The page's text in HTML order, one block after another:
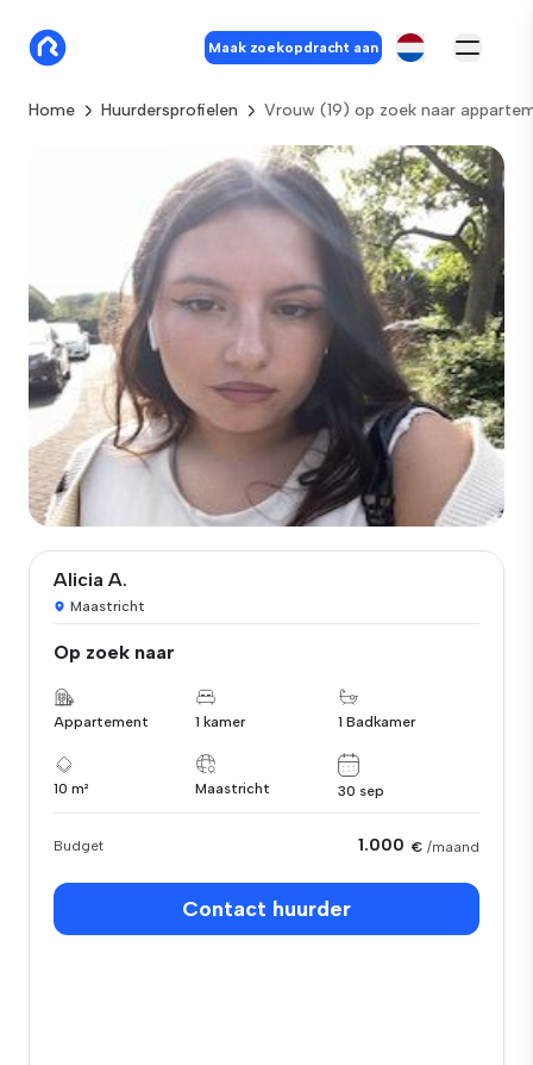
Maak zoekopdracht aan
Home Huurdersprofielen Vrouw (19) op zoek naar
Alicia A.
Maastricht
Op zoek naar
Appartement 1 kamer 1 Badkamer
10 m² Maastricht 30 sep
Budget 1.000 € /maand
Contact huurder